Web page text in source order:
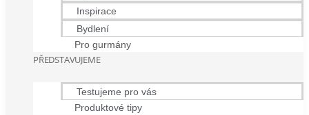
Inspirace
Bydlení
Pro gurmány
PŘEDSTAVUJEME
Testujeme pro vás
Produktové tipy